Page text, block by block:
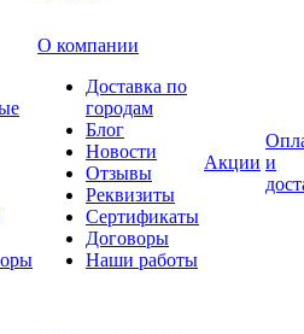
О компании
Доставка по
городам
Блог
Новости
Отзывы
Реквизиты
Сертификаты
Договоры
Наши работы
Акции и